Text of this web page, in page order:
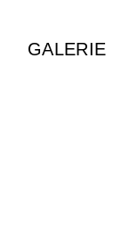
GALERIE